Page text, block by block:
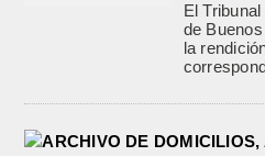
El
de
la